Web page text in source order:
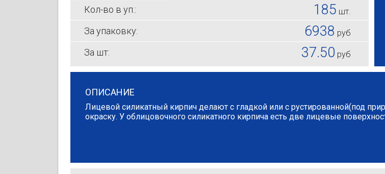
Кол-во в уп.: 185 шт.
За упаковку: 6938 руб
За шт: 37.50 руб
ОПИСАНИЕ
Лицевой силикатный кирпич делают с гладкой или с рустированной(под
окраску. У облицовочного силикатного кирпича есть две лицевые